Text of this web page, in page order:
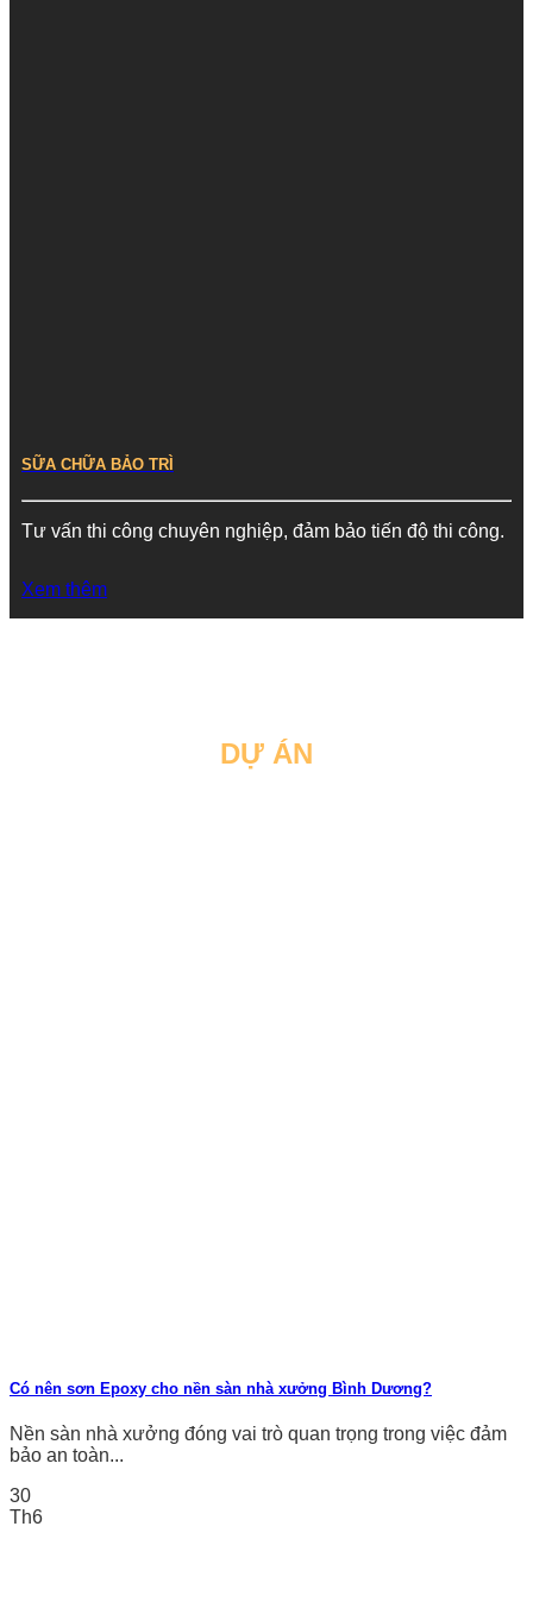
SỮA CHỮA BẢO TRÌ
Tư vấn thi công chuyên nghiệp, đảm bảo tiến độ thi công.
Xem thêm
DỰ ÁN
Có nên sơn Epoxy cho nền sàn nhà xưởng Bình Dương?
Nền sàn nhà xưởng đóng vai trò quan trọng trong việc đảm
bảo an toàn...
30
Th6